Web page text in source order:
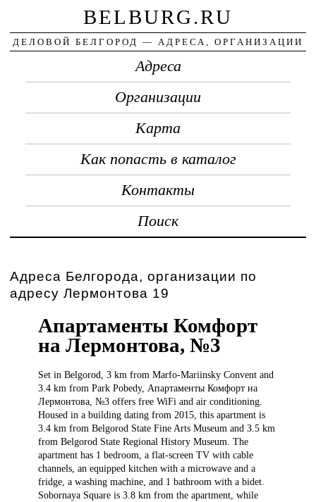
BELBURG.RU
ДЕЛОВОЙ БЕЛГОРОД — АДРЕСА, ОРГАНИЗАЦИИ
Адреса
Организации
Карта
Как попасть в каталог
Контакты
Поиск
Адреса Белгорода, организации по
адресу Лермонтова 19
Апартаменты Комфорт
на Лермонтова, №3
Set inBelgorod, 3 km from Marfo-Mariinsky Convent and
3.4 km from Park Pobedy, Апартаменты Комфорт на
Лермонтова, №3 offers free WiFi and air conditioning.
Housed in a building dating from 2015, this apartment is
3.4 km from Belgorod State Fine Arts Museum and 3.5 km
from Belgorod State Regional History Museum. The
apartment has 1 bedroom, a flat-screen TV with cable
channels, an equipped kitchen with a microwave and a
fridge, a washing machine, and 1 bathroom with a bidet.
Sobornaya Square is 3.8 km from the apartment, while